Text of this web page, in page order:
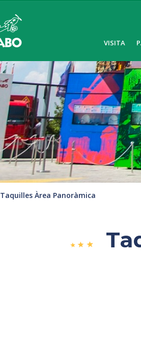
VISITA
Taquilles Àrea Panoràmica